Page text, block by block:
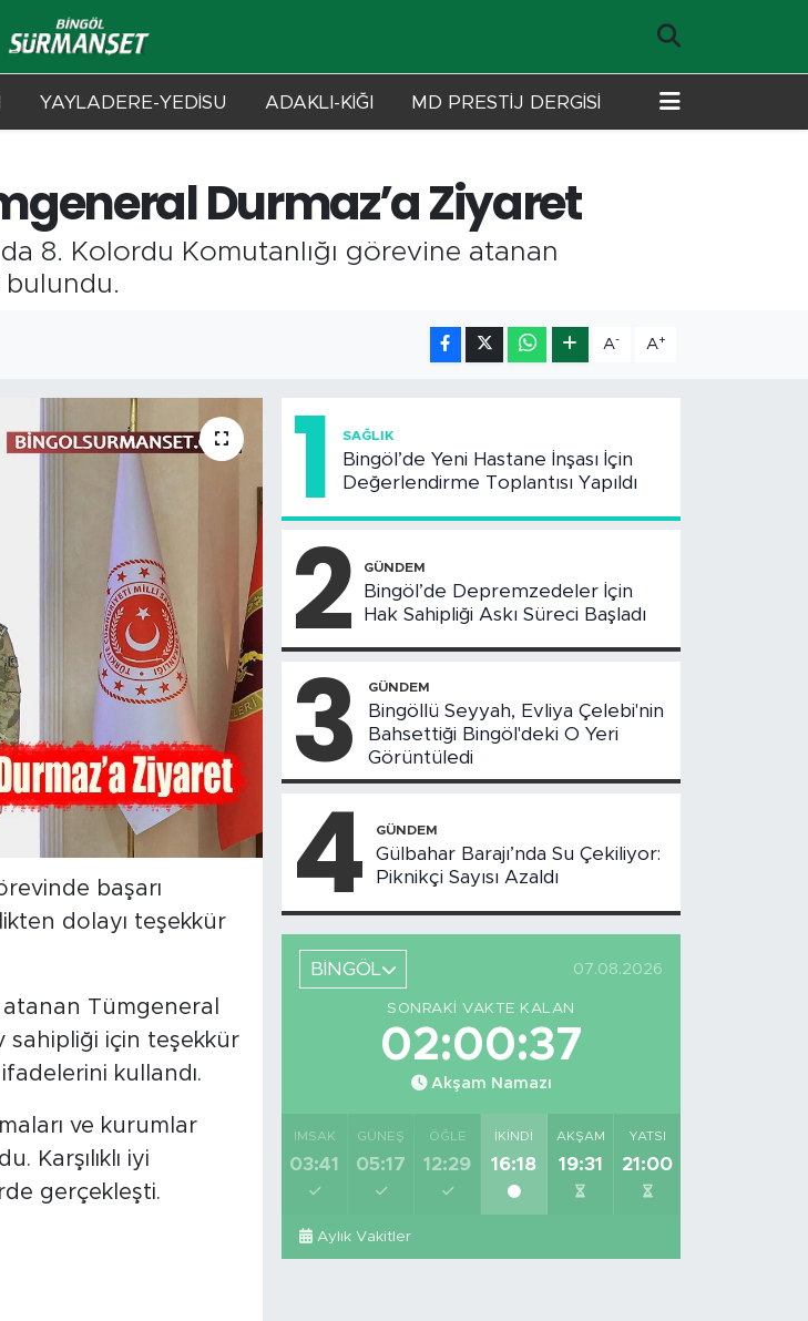
YAYLADERE-YEDİSU ADAKLI-KİĞI MD PRESTİJ DERGİSİ
Durmaz’a Ziyaret
8. Kolordu Komutanlığı görevine atanan
bulundu.
A- A+
başarı
dolayı teşekkür
atanan Tümgeneral
sahipliği için teşekkür
kullandı.
ve kurumlar
Karşılıklı iyi
gerçekleşti.
1 SAĞLIK
Bingöl’de Yeni Hastane İnşası İçin
Değerlendirme Toplantısı Yapıldı
2 GÜNDEM
Bingöl’de Depremzedeler İçin
Hak Sahipliği Askı Süreci Başladı
3 GÜNDEM
Bingöllü Seyyah, Evliya Çelebi'nin
Bahsettiği Bingöl'deki O Yeri
Görüntüledi
4 GÜNDEM
Gülbahar Barajı’nda Su Çekiliyor:
Piknikçi Sayısı Azaldı
BİNGÖL 07.08.2026
SONRAKI VAKTE KALAN
02:00:36
Akşam Namazı
İMSAK
03:41
GÜNEŞ
05:17
ÖĞLE
12:29
İKINDI
16:18
AKŞAM
19:31
YATSI
21:00
Aylık Vakitler